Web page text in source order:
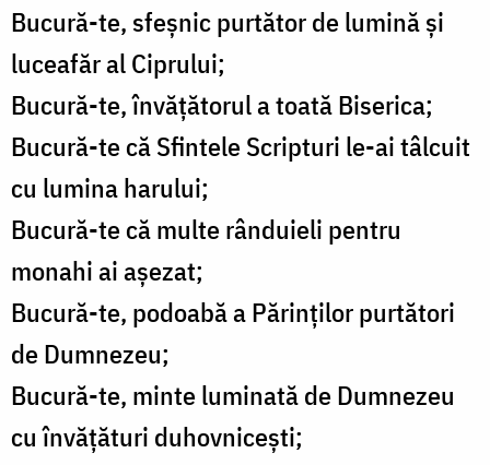
Bucură-te, sfeșnic purtător de lumină și
luceafăr al Ciprului;
Bucură-te, învățătorul a toată Biserica;
Bucură-te că Sfintele Scripturi le-ai tâlcuit
cu lumina harului;
Bucură-te că multe rânduieli pentru
monahi ai așezat;
Bucură-te, podoabă a Părinților purtători
de Dumnezeu;
Bucură-te, minte luminată de Dumnezeu
cu învățături duhovnicești;